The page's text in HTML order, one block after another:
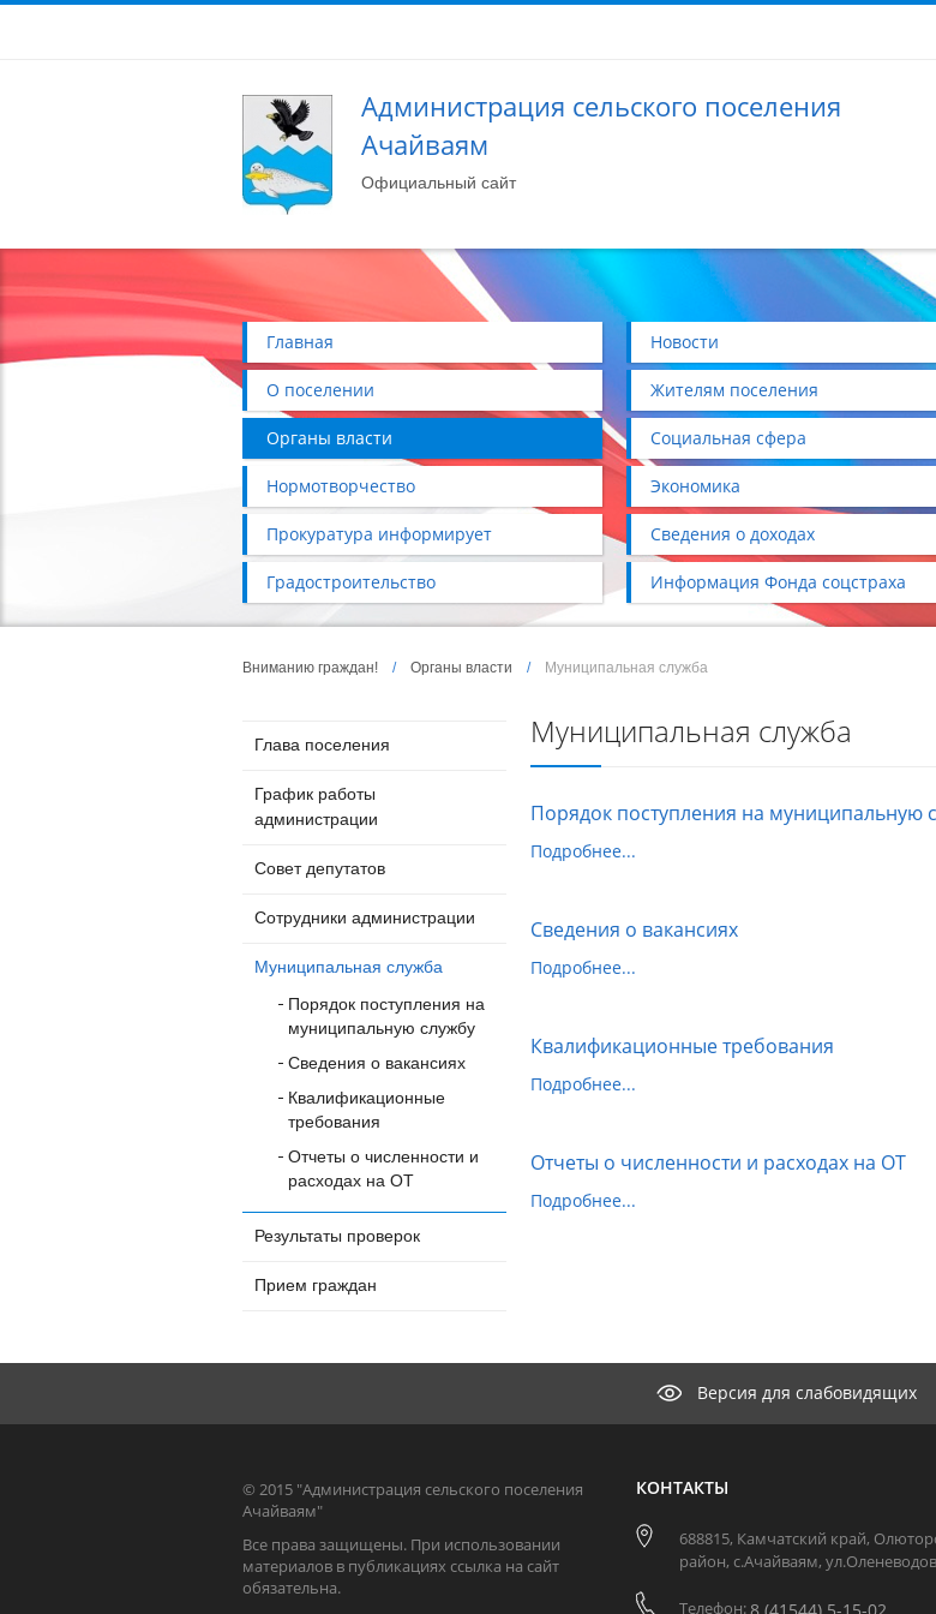
Администрация сельского поселения
Ачайваям
Официальный сайт
Главная Новости
О поселении Жителям поселения
Органы власти Социальная сфера
Нормотворчество Экономика
Прокуратура информирует Сведения о доходах
Градостроительство Информация Фонда соцстраха
Вниманию граждан! / Органы власти / Муниципальная служба
Глава поселения
График работы
администрации
Совет депутатов
Сотрудники администрации
Муниципальная служба
Порядок поступления на
муниципальную службу
Сведения о вакансиях
Квалификационные
требования
Отчеты о численности и
расходах на ОТ
Результаты проверок
Прием граждан
Муниципальная служба
Порядок поступления на муниципальную
Подробнее...
Сведения о вакансиях
Подробнее...
Квалификационные требования
Подробнее...
Отчеты о численности и расходах на ОТ
Подробнее...
Версия для слабовидящих
© 2015 "Администрация сельского поселения
Ачайваям"
Все права защищены. При использовании
материалов в публикациях ссылка на сайт
обязательна.
КОНТАКТЫ
688815, Камчатский край,
район, с.Ачайваям,
Телефон: